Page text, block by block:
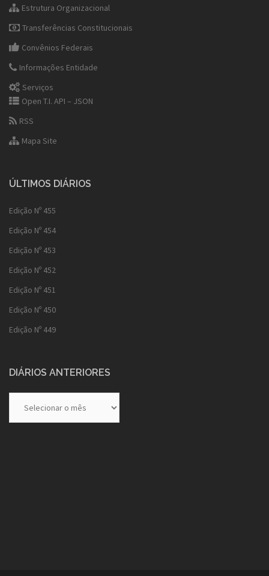
Estrutura Organizacional
Transferências Constitucionais
Convênios Federais
Informações Entidade
Serviços
Open T.I. API – JSON
RSS
Mapa Site
ÚLTIMOS DIÁRIOS
Edição Nº 455
Edição Nº 454
Edição Nº 453
Edição Nº 452
Edição Nº 451
Edição Nº 450
Edição Nº 449
DIÁRIOS ANTERIORES
Anteriores